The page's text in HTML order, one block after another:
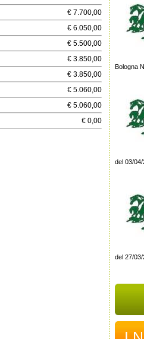
€ 7.700,00
€ 6.050,00
€ 5.500,00
€ 3.850,00
€ 3.850,00
€ 5.060,00
€ 5.060,00
€ 0,00
Bologna
del 03/04/
del 27/03/